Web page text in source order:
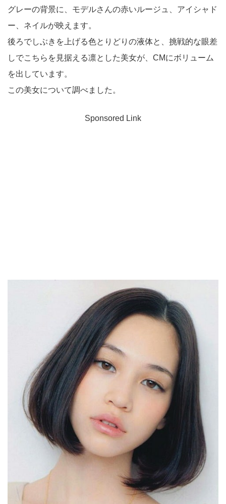
グレーの背景に、モデルさんの赤いルージュ、アイシャド
ー、ネイルが映えます。
後ろでしぶきを上げる色とりどりの液体と、挑戦的な眼差
しでこちらを見据える凛とした美女が、CMにボリューム
を出しています。
この美女について調べました。
Sponsored Link